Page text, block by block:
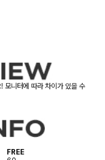
모니터에 따라 차이가 있을 수
FREE